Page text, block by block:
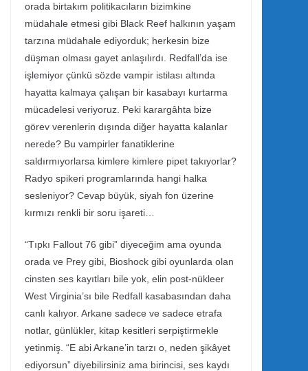
orada birtakım politikacıların bizimkine
müdahale etmesi gibi Black Reef halkının yaşam
tarzına müdahale ediyorduk; herkesin bize
düşman olması gayet anlaşılırdı. Redfall’da ise
işlemiyor çünkü sözde vampir istilası altında
hayatta kalmaya çalışan bir kasabayı kurtarma
mücadelesi veriyoruz. Peki karargâhta bize
görev verenlerin dışında diğer hayatta kalanlar
nerede? Bu vampirler fanatiklerine
saldırmıyorlarsa kimlere kimlere pipet takıyorlar?
Radyo spikeri programlarında hangi halka
sesleniyor? Cevap büyük, siyah fon üzerine
kırmızı renkli bir soru işareti…
“Tıpkı Fallout 76 gibi” diyeceğim ama oyunda
orada ve Prey gibi, Bioshock gibi oyunlarda olan
cinsten ses kayıtları bile yok, elin post-nükleer
West Virginia’sı bile Redfall kasabasından daha
canlı kalıyor. Arkane sadece ve sadece etrafa
notlar, günlükler, kitap kesitleri serpiştirmekle
yetinmiş. “E abi Arkane’in tarzı o, neden şikâyet
ediyorsun” diyebilirsiniz ama birincisi, ses kaydı